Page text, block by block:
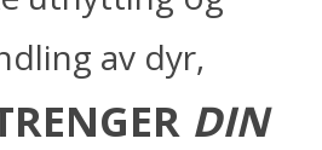
av dyr,
DIN